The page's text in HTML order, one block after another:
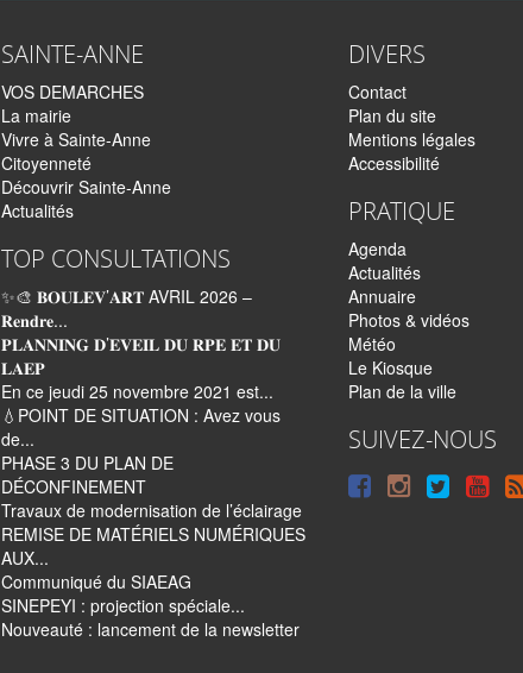
SAINTE-ANNE
VOS DEMARCHES
La mairie
Vivre à Sainte-Anne
Citoyenneté
Découvrir Sainte-Anne
Actualités
TOP CONSULTATIONS
✨🎨 𝐁𝐎𝐔𝐋𝐄𝐕’𝐀𝐑𝐓 AVRIL 2026 –
𝐑𝐞𝐧𝐝𝐫𝐞...
𝐏𝐋𝐀𝐍𝐍𝐈𝐍𝐆 𝐃’𝐄𝐕𝐄𝐈𝐋 𝐃𝐔 𝐑𝐏𝐄 𝐄𝐓 𝐃𝐔
𝐋𝐀𝐄𝐏
En ce jeudi 25 novembre 2021 est...
💧POINT DE SITUATION : Avez vous
de...
PHASE 3 DU PLAN DE
DÉCONFINEMENT
Travaux de modernisation de l’éclairage
REMISE DE MATÉRIELS NUMÉRIQUES
AUX...
Communiqué du SIAEAG
SINEPEYI : projection spéciale...
Nouveauté : lancement de la newsletter
DIVERS
Contact
Plan du site
Mentions légales
Accessibilité
PRATIQUE
Agenda
Actualités
Annuaire
Photos & vidéos
Météo
Le Kiosque
Plan de la ville
SUIVEZ-NOUS
SuivreSuivreSuivre